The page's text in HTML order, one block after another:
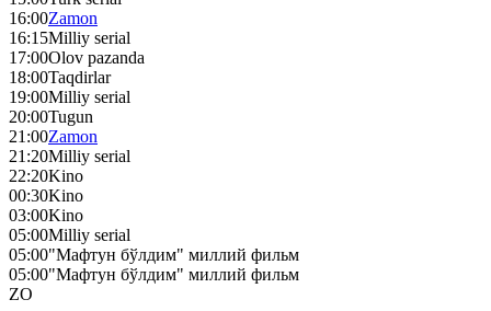
16:00Zamon
16:15Milliy serial
17:00Olov pazanda
18:00Taqdirlar
19:00Milliy serial
20:00Tugun
21:00Zamon
21:20Milliy serial
22:20Kino
00:30Kino
03:00Kino
05:00Milliy serial
05:00"Мафтун бўлдим" миллий фильм
05:00"Мафтун бўлдим" миллий фильм
ZO